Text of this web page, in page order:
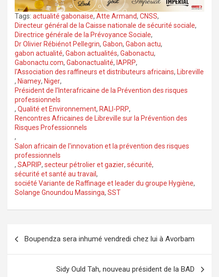
Tags: actualité gabonaise, Atte Armand, CNSS,
Directeur général de la Caisse nationale de sécurité sociale,
Directrice générale de la Prévoyance Sociale,
Dr Olivier Rébiénot Pellegrin, Gabon, Gabon actu,
gabon actualité, Gabon actualités, Gabonactu,
Gabonactu.com, Gabonactualité, IAPRP,
l'Association des raffineurs et distributeurs africains, Libreville
, Niamey, Niger,
Président de l’Interafricaine de la Prévention des risques
professionnels
, Qualité et Environnement, RALI-PRP,
Rencontres Africaines de Libreville sur la Prévention des
Risques Professionnels
,
Salon africain de l'innovation et la prévention des risques
professionnels
, SAPRIP, secteur pétrolier et gazier, sécurité,
sécurité et santé au travail ,
société Variante de Raffinage et leader du groupe Hygiène,
Solange Gnoundou Massinga, SST
de
Boupendza sera inhumé vendredi chez lui à Avorbam
Sidy Ould Tah, nouveau président de la BAD